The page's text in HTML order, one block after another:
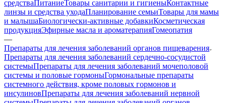
средстваПитаниеТовары санитарии и гигиеныКонтактные
линзы и средства уходаПланирование семьиТовары для мамы
и малышаБиологически-активные добавкиКосметическая
продукцияЭфирные масла и ароматерапияГомеопатия
—
Препараты для лечения заболеваний органов пищеварения
Препараты для лечения заболеваний сердечно-сосудистой
системыПрепараты для лечения заболеваний мочеполовой
системы и половые гормоныГормональные препараты
системного действия, кроме половых гормонов и
инсулиновПрепараты для лечения заболеваний нервной